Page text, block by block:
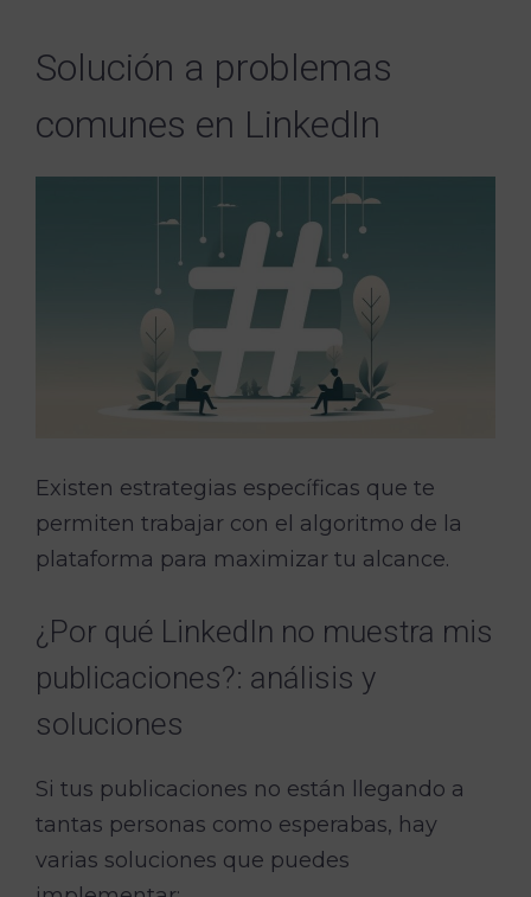
Solución a problemas
comunes en LinkedIn
Existen estrategias específicas que te
permiten trabajar con el algoritmo de la
plataforma para maximizar tu alcance.
¿Por qué LinkedIn no muestra mis
publicaciones?: análisis y
soluciones
Si tus publicaciones no están llegando a
tantas personas como esperabas, hay
varias soluciones que puedes